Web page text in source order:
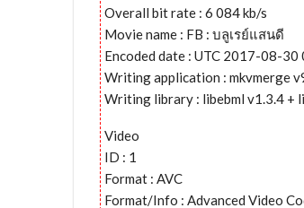
Overall bit rate : 6 084 kb/s
Movie name : FB : บลูเรย์แสนดี
Encoded date : UTC 2017-08-30
Writing application : mkvmerge
Writing library : libebml v1.3.4 +
Video
ID : 1
Format : AVC
Format/Info : Advanced Video